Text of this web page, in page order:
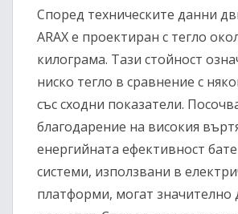
Според техническите данни
ARAX е проектиран с тегло
килограма. Тази стойност
ниско тегло в сравнение с
със сходни показатели.
благодарение на високия
енергийната ефективност
системи, използвани в
платформи, могат значително